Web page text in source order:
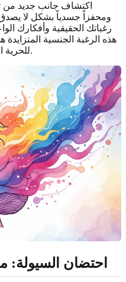
اكتشاف جانب جديد من
ومحفزاً جسدياً بشكل لا يصدق.
رغباتك الحقيقية وأفكارك
هذه الرغبة الجنسية
للحرية العقلية المكتشفة حديثاً وقبول الذات.
احتضان السيولة: